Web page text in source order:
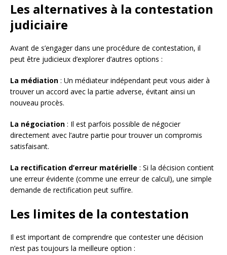
Les alternatives à la contestation
judiciaire
Avant de s’engager dans une procédure de contestation, il
peut être judicieux d’explorer d’autres options :
La médiation : Un médiateur indépendant peut vous aider à
trouver un accord avec la partie adverse, évitant ainsi un
nouveau procès.
La négociation : Il est parfois possible de négocier
directement avec l’autre partie pour trouver un compromis
satisfaisant.
La rectification d’erreur matérielle : Si la décision contient
une erreur évidente (comme une erreur de calcul), une simple
demande de rectification peut suffire.
Les limites de la contestation
Il est important de comprendre que contester une décision
n’est pas toujours la meilleure option :